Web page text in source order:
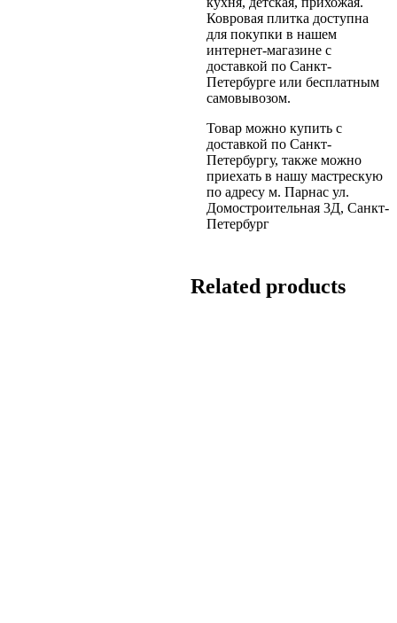
Ковровая плитка доступна
для покупки в нашем
интернет-магазине с
доставкой по Санкт-
Петербурге или бесплатным
самовывозом.
Товар можно купить с
доставкой по Санкт-
Петербургу, также можно
приехать в нашу мастрескую
по адресу м. Парнас ул.
Домостроительная 3Д, Санкт-
Петербург
Related products